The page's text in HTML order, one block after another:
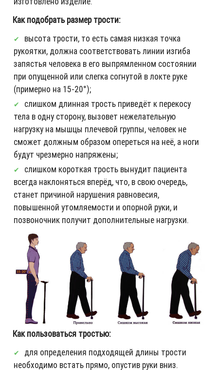
Как подобрать размер трости:
высота трости, то есть самая низкая точка
рукоятки, должна соответствовать линии изгиба
запястья человека в его выпрямленном состоянии
при опущенной или слегка согнутой в локте руке
(примерно на 15-20°);
слишком длинная трость приведёт к перекосу
тела в одну сторону, вызовет нежелательную
нагрузку на мышцы плечевой группы, человек не
сможет должным образом опереться на неё, а ноги
будут чрезмерно напряжены;
слишком короткая трость вынудит пациента
всегда наклоняться вперёд, что, в свою очередь,
станет причиной нарушения равновесия,
повышенной утомляемости и опорной руки, и
позвоночник получит дополнительные нагрузки.
Как пользоваться тростью:
для определения подходящей длины трости
необходимо встать прямо, опустив руки вниз.